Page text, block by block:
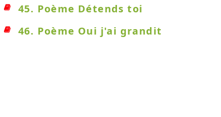
45. Poème Détends toi
46. Poème Oui j'ai grandit